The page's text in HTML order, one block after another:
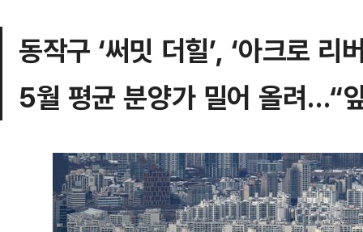
동작구 ‘써밋 더힐’, ‘아크로
5월 평균 분양가 밀어 올려…“